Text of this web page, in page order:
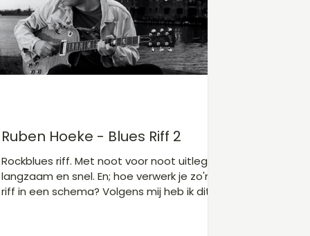
D Gitaarakkoorden E
niveau 1 Kerst
Ruben Hoeke - Blues Riff 2
Rockblues riff. Met noot voor noot uitleg,
langzaam en snel. En; hoe verwerk je zo'n
riff in een schema? Volgens mij heb ik dit